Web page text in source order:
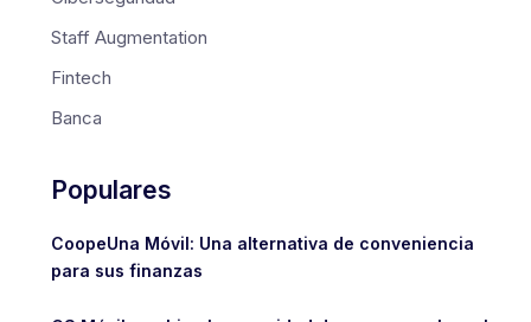
Staff Augmentation
Fintech
Banca
Populares
CoopeUna Móvil: Una alternativa de conveniencia
para sus finanzas